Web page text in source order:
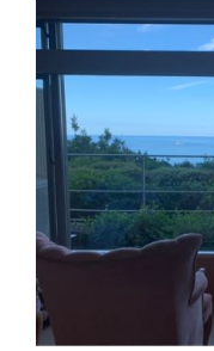
英語教えます♪